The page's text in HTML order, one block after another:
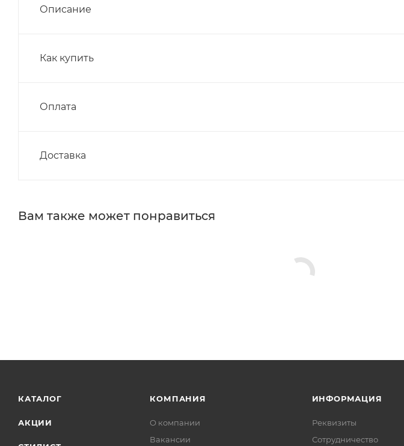
Описание
Как купить
Оплата
Доставка
Вам также может понравиться
КАТАЛОГ
АКЦИИ
КОМПАНИЯ
О компании
Вакансии
ИНФОРМАЦИЯ
Реквизиты
Сотрудничество